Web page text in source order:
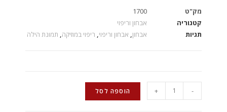
מק"ט
1700
קטגוריה
אבחון וריפוי
תגיות
אבחון, אבחון וריפוי, ריפוי במוזיקה, תמונת הילה
-
+ הוספה לסל